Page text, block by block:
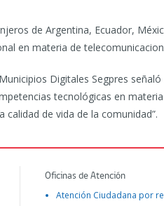
de Argentina, Ecuador,
en materia de
Digitales Segpres
tecnológicas en
de vida de la comunidad”.
Oficinas de Atención
Atención Ciudadana por